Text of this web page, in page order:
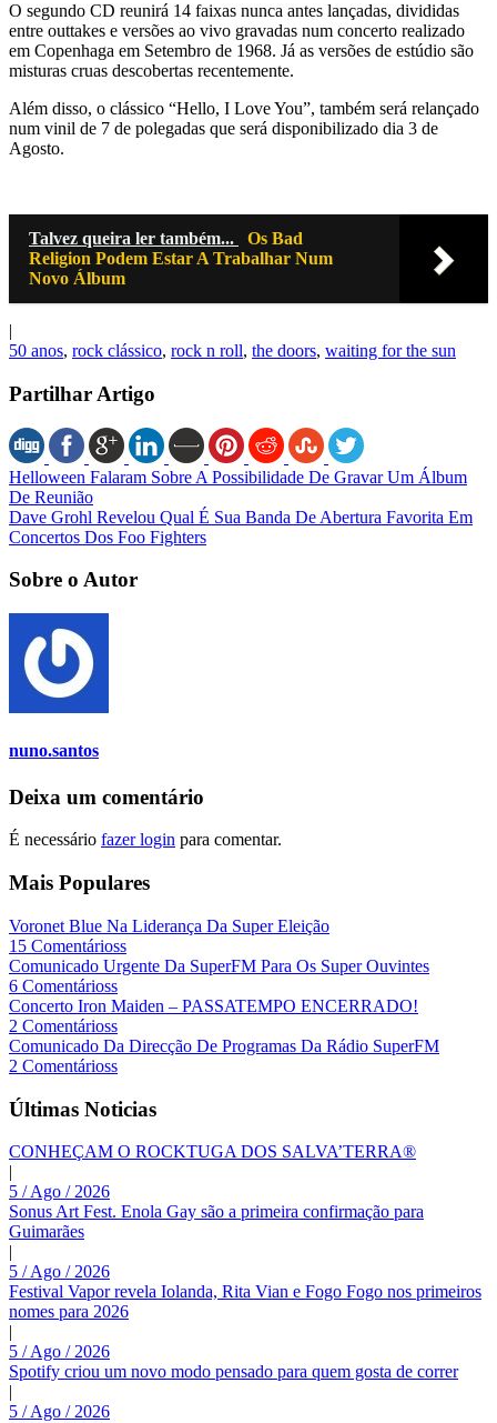
O segundo CD reunirá 14 faixas nunca antes lançadas, divididas
entre outtakes e versões ao vivo gravadas num concerto realizado
em Copenhaga em Setembro de 1968. Já as versões de estúdio são
misturas cruas descobertas recentemente.
Além disso, o clássico “Hello, I Love You”, também será relançado
num vinil de 7 de polegadas que será disponibilizado dia 3 de
Agosto.
Talvez queira ler também...
Os Bad
Religion Podem Estar A Trabalhar Num
Novo Álbum
|
50 anos, rock clássico, rock n roll, the doors, waiting for the sun
Partilhar Artigo
Helloween Falaram Sobre A Possibilidade De Gravar Um Álbum
De Reunião
Dave Grohl Revelou Qual É Sua Banda De Abertura Favorita Em
Concertos Dos Foo Fighters
Sobre o Autor
nuno.santos
Deixa um comentário
É necessário fazer login para comentar.
Mais Populares
Voronet Blue Na Liderança Da Super Eleição
15 Comentárioss
Comunicado Urgente Da SuperFM Para Os Super Ouvintes
6 Comentárioss
Concerto Iron Maiden – PASSATEMPO ENCERRADO!
2 Comentárioss
Comunicado Da Direcção De Programas Da Rádio SuperFM
2 Comentárioss
Últimas Noticias
CONHEÇAM O ROCKTUGA DOS SALVA’TERRA®
|
5 / Ago / 2026
Sonus Art Fest. Enola Gay são a primeira confirmação para
Guimarães
|
5 / Ago / 2026
Festival Vapor revela Iolanda, Rita Vian e Fogo Fogo nos primeiros
nomes para 2026
|
5 / Ago / 2026
Spotify criou um novo modo pensado para quem gosta de correr
|
5 / Ago / 2026